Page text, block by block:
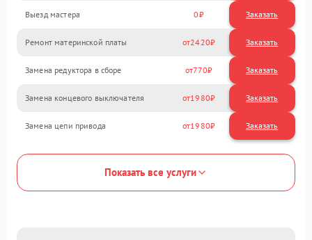
Выезд мастера 0 Заказать
Ремонт материнской платы 2420
Замена редуктора в сборе 770
Замена концевого выключателя 1980
Замена цепи привода 1980
Показать все услуги